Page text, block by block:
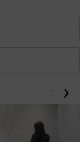
戻る